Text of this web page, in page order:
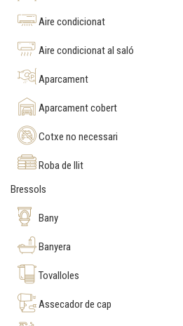
Aire condicionat
Aire condicionat al saló
Aparcament
Aparcament cobert
Cotxe no necessari
Roba de llit
Bressols
Bany
Banyera
Tovalloles
Assecador de cap